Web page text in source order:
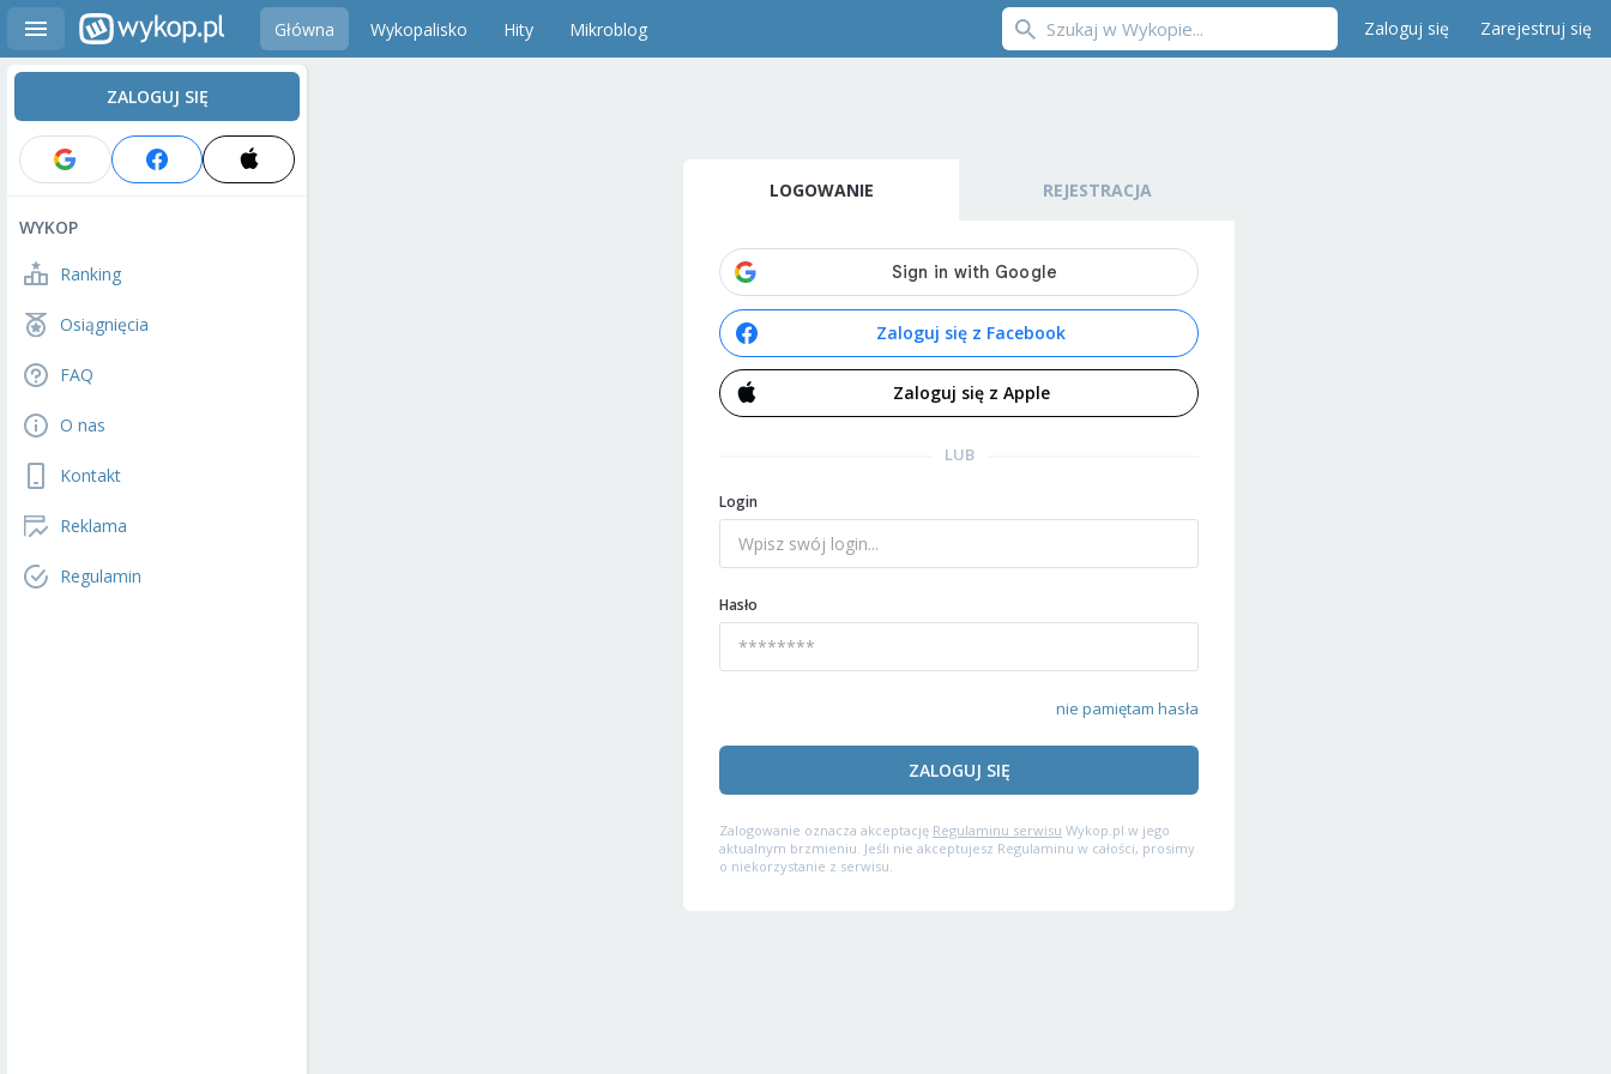
Główna Wykopalisko Hity Mikroblog Zaloguj się Zarejestruj się
ZALOGUJ SIĘ
WYKOP
Ranking
Osiągnięcia
FAQ
O nas
Kontakt
Reklama
Regulamin
LOGOWANIE REJESTRACJA
Zaloguj się z Facebook
Zaloguj się z Apple
LUB
Login
Hasło
nie pamiętam hasła
ZALOGUJ SIĘ
Zalogowanie oznacza akceptację Regulaminu serwisu Wykop.pl w jego
aktualnym brzmieniu. Jeśli nie akceptujesz Regulaminu w całości, prosimy
o niekorzystanie z serwisu.